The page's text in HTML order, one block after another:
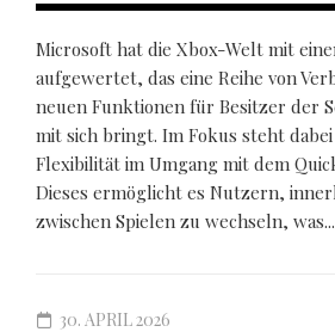
Microsoft hat die Xbox-Welt mit
aufgewertet, das eine Reihe von
neuen Funktionen für Besitzer der
mit sich bringt. Im Fokus steht
Flexibilität im Umgang mit dem
Dieses ermöglicht es Nutzern,
zwischen Spielen zu wechseln, was...
30. APRIL 2026